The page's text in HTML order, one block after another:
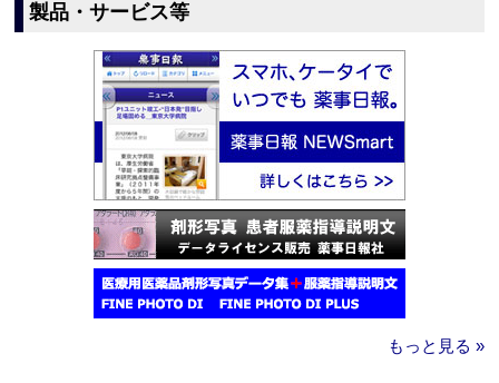
製品・サービス等
もっと見る »